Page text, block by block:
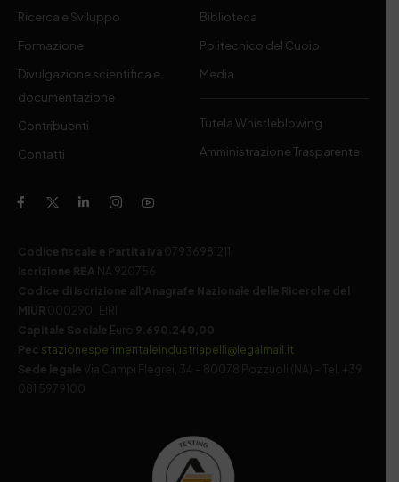
Ricerca e Sviluppo
Formazione
Divulgazione scientifica e
documentazione
Contribuenti
Contatti
Biblioteca
Politecnico del Cuoio
Media
Tutela Whistleblowing
Amministrazione Trasparente
Codice fiscale e Partita Iva 07936981211
Iscrizione REA NA 920756
Codice di iscrizione all’Anagrafe Nazionale delle Ricerche del
MIUR 000290_EIRI
Capitale Sociale Euro 9.690.240,00
Pec stazionesperimentaleindustriapelli@legalmail.it
Sede legale
Via Campi Flegrei, 34 – 80078 Pozzuoli (NA) – Tel. +39
081 5979100